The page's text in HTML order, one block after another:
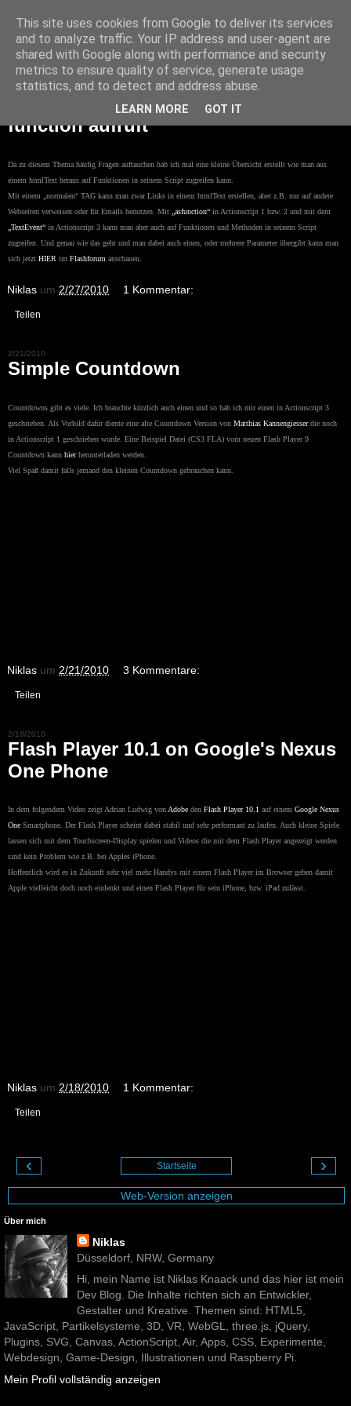
Niklas Knaack Dev Blog
2/27/2010
asfunction und TextEvent, bzw. wie
man aus einem htmlText eine AS
function aufruft
Da zu diesem Thema häufig Fragen auftauchen hab ich mal eine kleine Übersicht erstellt wie man aus
einem htmlText heraus auf Funktionen in seinem Script zugreifen kann.
Mit einem „normalen“ TAG kann man zwar Links in einem htmlText erstellen, aber z.B. nur auf andere
Webseiten verweisen oder für Emails benutzen. Mit
„asfunction“ in Actionscript 1 bzw. 2 und mit dem
„TextEvent“ in Actionscript 3 kann man aber auch auf Funktionen und Methoden in seinem Script
zugreifen. Und genau wie das geht und man dabei auch einen, oder mehrere Parameter übergibt kann man
sich jetzt HIER im Flashforum anschauen.
Niklas um 2/27/2010 1 Kommentar:
Teilen
2/21/2010
Simple Countdown
Countdowns gibt es viele. Ich brauchte kürzlich auch einen und so hab ich mir einen in Actionscript 3
geschrieben. Als Vorbild dafür diente eine alte Countdown Version von Matthias Kannengiesserdie noch
in Actionscript 1 geschrieben wurde. Eine Beispiel Datei (CS3 FLA) vom neuen Flash Player 9
Countdown kann hierherunterladen werden.
Viel Spaß damit falls jemand den kleinen Countdown gebrauchen kann.
Niklas um 2/21/2010 3 Kommentare:
Teilen
2/18/2010
Flash Player 10.1 on Google's Nexus
One Phone
In dem folgendem Video zeigt Adrian Ludwig vonAdobe den Flash Player 10.1 auf einem Google Nexus
One Smartphone. Der Flash Player scheint dabei stabil und sehr performant zu laufen. Auch kleine Spiele
lassen sich mit dem Touchscreen-Display spielen und Videos die mit dem Flash Player angezeigt werden
sind kein Problem wie z.B. bei Apples iPhone.
Hoffentlich wird es in Zukunft sehr viel mehr Handys mit einem Flash Player im Browser geben damit
Apple vielleicht doch noch einlenkt und einen Flash Player für sein iPhone, bzw. iPad zulässt.
Niklas um 2/18/2010 1 Kommentar:
Teilen
‹ ›
Startseite
Web-Version anzeigen
Über mich
Niklas
Düsseldorf, NRW, Germany
Hi, mein Name ist Niklas Knaack und das hier ist mein
Dev Blog. Die Inhalte richten sich an Entwickler,
Gestalter und Kreative. Themen sind: HTML5,
JavaScript, Partikelsysteme, 3D, VR, WebGL, three.js, jQuery,
Plugins, SVG, Canvas, ActionScript, Air, Apps, CSS, Experimente,
Webdesign, Game-Design, Illustrationen und Raspberry Pi.
Mein Profil vollständig anzeigen
This site uses cookies from Google to deliver its services
and to analyze traffic. Your IP address and user-agent are
shared with Google along with performance and security
metrics to ensure quality of service, generate usage
statistics, and to detect and address abuse.
LEARN MORE GOT IT